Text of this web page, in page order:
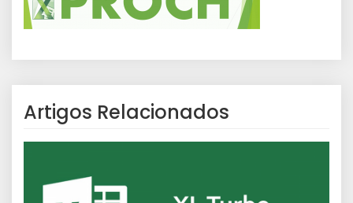
Artigos Relacionados